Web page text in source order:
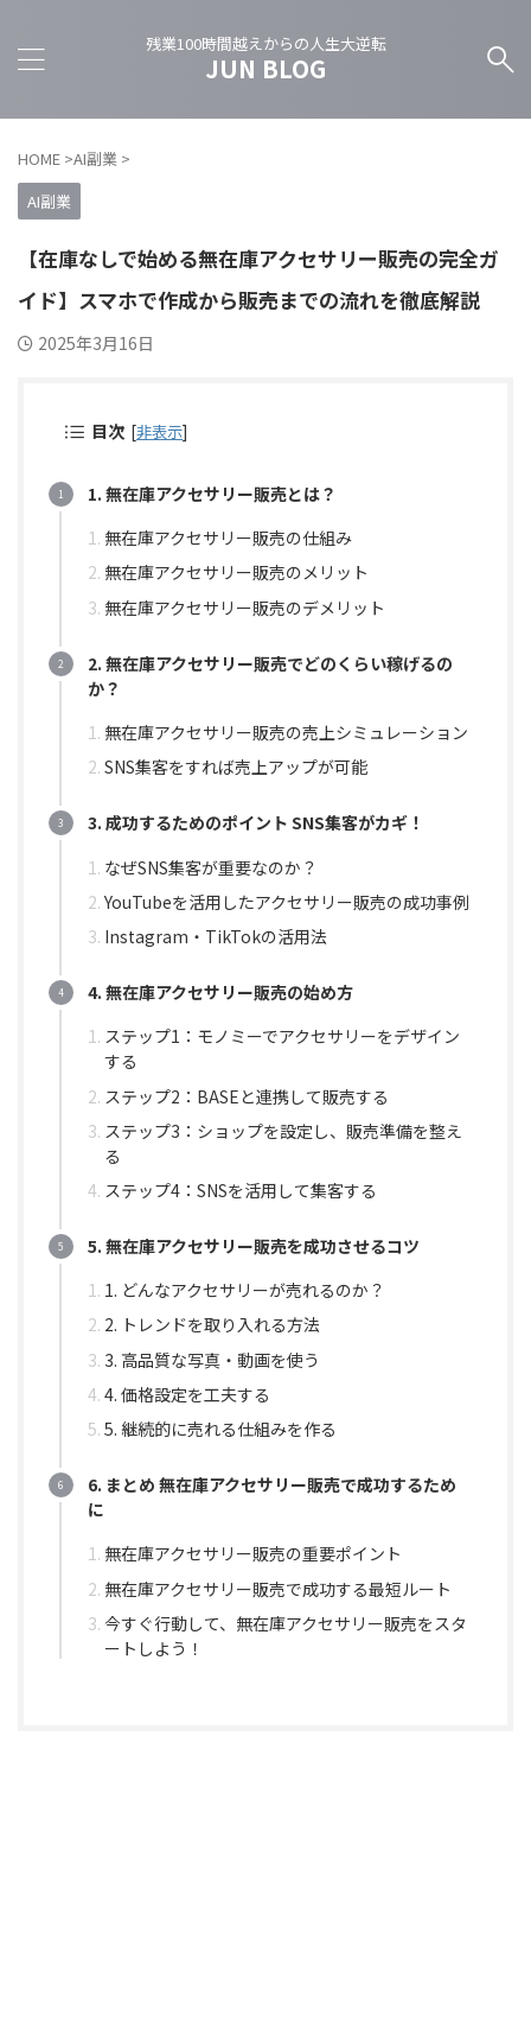
残業100時間越えからの人生大逆転
JUN BLOG
HOME >AI副業 >
AI副業
【在庫なしで始める無在庫アクセサリー販売の完全ガ
イド】スマホで作成から販売までの流れを徹底解説
2025年3月16日
目次 [非表示]
1. 無在庫アクセサリー販売とは？
無在庫アクセサリー販売の仕組み
無在庫アクセサリー販売のメリット
無在庫アクセサリー販売のデメリット
2. 無在庫アクセサリー販売でどのくらい稼げるの
か？
無在庫アクセサリー販売の売上シミュレーション
SNS集客をすれば売上アップが可能
3. 成功するためのポイント SNS集客がカギ！
なぜSNS集客が重要なのか？
YouTubeを活用したアクセサリー販売の成功事例
Instagram・TikTokの活用法
4. 無在庫アクセサリー販売の始め方
ステップ1：モノミーでアクセサリーをデザイン
する
ステップ2：BASEと連携して販売する
ステップ3：ショップを設定し、販売準備を整え
る
ステップ4：SNSを活用して集客する
5. 無在庫アクセサリー販売を成功させるコツ
1. どんなアクセサリーが売れるのか？
2. トレンドを取り入れる方法
3. 高品質な写真・動画を使う
4. 価格設定を工夫する
5. 継続的に売れる仕組みを作る
6. まとめ 無在庫アクセサリー販売で成功するため
に
無在庫アクセサリー販売の重要ポイント
無在庫アクセサリー販売で成功する最短ルート
今すぐ行動して、無在庫アクセサリー販売をスタ
ートしよう！